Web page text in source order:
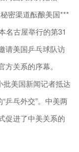
密渠道酝酿美国***
名古屋举行的第31
请美国乒乓球队访
关系的序幕。
批美国新闻记者抵达
乒乓外交”。中美两
促进了中美关系的